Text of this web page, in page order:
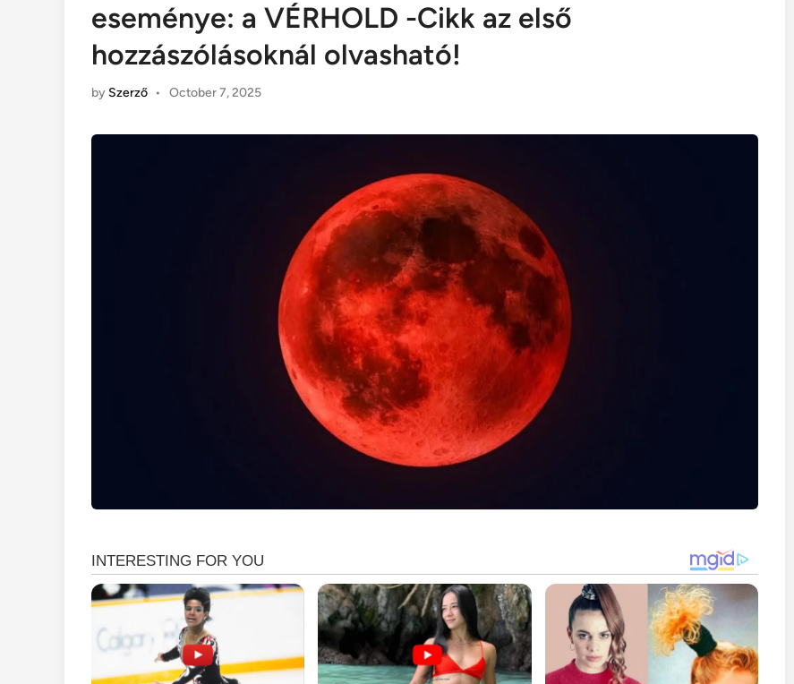
eseménye: a VÉRHOLD -Cikk az első
hozzászólásoknál olvasható!
by Szerző • October 7, 2025